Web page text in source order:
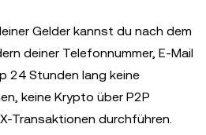
Gelder kannst du nach dem
deiner Telefonnummer, E-Mail
24 Stunden lang keine
keine Krypto über P2P
Transaktionen durchführen.